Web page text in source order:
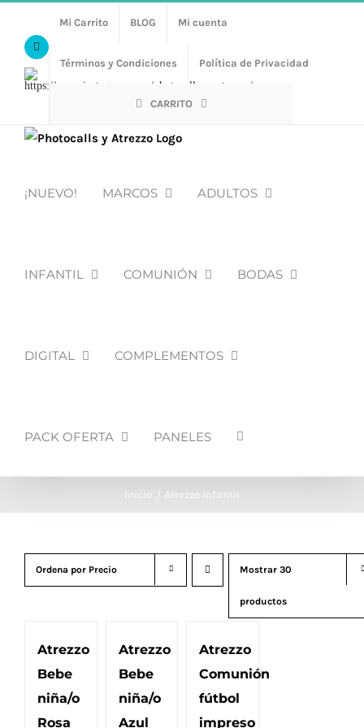
contenidoFacebook
Https://www.instagram.com/photocalls_y_atrezzo/
Mi Carrito BLOG Mi cuenta
Términos y Condiciones Política de Privacidad
CARRITO
¡NUEVO! MARCOS ADULTOS
INFANTIL COMUNIÓN BODAS
DIGITAL COMPLEMENTOS
PACK OFERTA PANELES
Inicio Atrezzo Infantil
Ordena por Precio Mostrar 30
productos
Atrezzo
Bebe
niña/o
Rosa
Atrezzo
Bebe
niña/o
Azul
Atrezzo
Comunión
fútbol
impreso